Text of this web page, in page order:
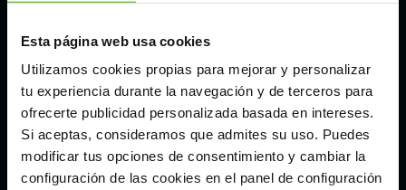
Esta página web usa cookies
Utilizamos cookies propias para mejorar y personalizar
tu experiencia durante la navegación y de terceros para
ofrecerte publicidad personalizada basada en intereses.
Si aceptas, consideramos que admites su uso. Puedes
modificar tus opciones de consentimiento y cambiar la
configuración de las cookies en el panel de configuración
Málaga
Valencia
Zaragoza